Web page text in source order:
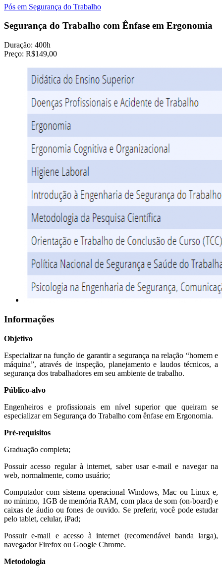
Pós em Segurança do Trabalho
Segurança do Trabalho com Ênfase em Ergonomia
Duração: 400h
Preço: R$149,00
Informações
Objetivo
Especializar na função de garantir a segurança na relação “homem e
máquina”, através de inspeção, planejamento e laudos técnicos, a
segurança dos trabalhadores em seu ambiente de trabalho.
Público-alvo
Engenheiros e profissionais em nível superior que queiram se
especializar em Segurança do Trabalho com ênfase em Ergonomia.
Pré-requisitos
Graduação completa;
Possuir acesso regular à internet, saber usar e-mail e navegar na
web, normalmente, como usuário;
Computador com sistema operacional Windows, Mac ou Linux e,
no mínimo, 1GB de memória RAM, com placa de som (on-board) e
caixas de áudio ou fones de ouvido. Se preferir, você pode estudar
pelo tablet, celular, iPad;
Possuir e-mail e acesso à internet (recomendável banda larga),
navegador Firefox ou Google Chrome.
Metodologia